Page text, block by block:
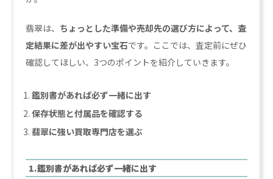
翡翠は、 ちょっとした準備や売却先の選び方によって、査
定結果に差が出やすい宝石です。ここでは、査定前にぜひ
確認してほしい、3つのポイントを紹介していきます。
鑑別書があれば必ず一緒に出す
保存状態と付属品を確認する
翡翠に強い買取専門店を選ぶ
1.鑑別書があれば必ず一緒に出す